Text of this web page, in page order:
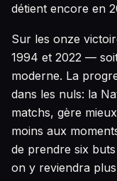
détient encore en
Sur les onze
1994 et 2022 —
moderne. La
dans les nuls: la
matchs, gère
moins aux
de prendre six
on y reviendra